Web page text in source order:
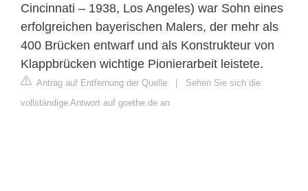
Cincinnati – 1938, Los Angeles) war Sohn eines
erfolgreichen bayerischen Malers, der mehr als
400 Brücken entwarf und als Konstrukteur von
Klappbrücken wichtige Pionierarbeit leistete.
Antrag auf Entfernung der Quelle | Sehen Sie sich die
vollständige Antwort auf goethe.de an